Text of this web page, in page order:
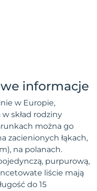
informacje
w Europie,
skład rodziny
można go
zacienionych łąkach,
na polanach.
purpurową,
liście mają
do 15